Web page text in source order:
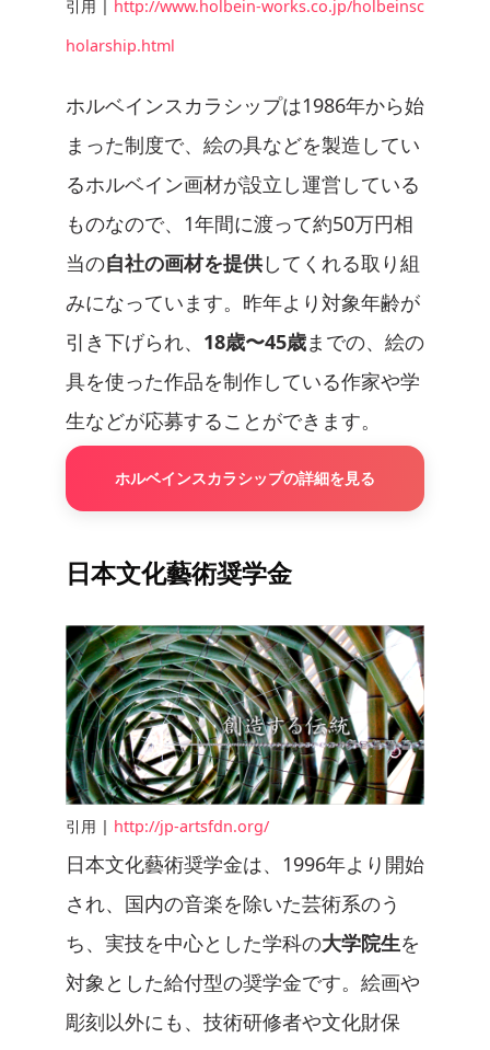
引用 |
http://www.holbein-works.co.jp/holbeinsc
holarship.html
ホルベインスカラシップは1986年から始
まった制度で、絵の具などを製造してい
るホルベイン画材が設立し運営している
ものなので、1年間に渡って約50万円相
当の自社の画材を提供してくれる取り組
みになっています。昨年より対象年齢が
引き下げられ、 18歳〜45歳までの、絵の
具を使った作品を制作している作家や学
生などが応募することができます。
ホルベインスカラシップの詳細を見る
日本文化藝術奨学金
引用 | http://jp-artsfdn.org/
日本文化藝術奨学金は、1996年より開始
され、国内の音楽を除いた芸術系のう
ち、実技を中心とした学科の大学院生を
対象とした給付型の奨学金です。絵画や
彫刻以外にも、技術研修者や文化財保